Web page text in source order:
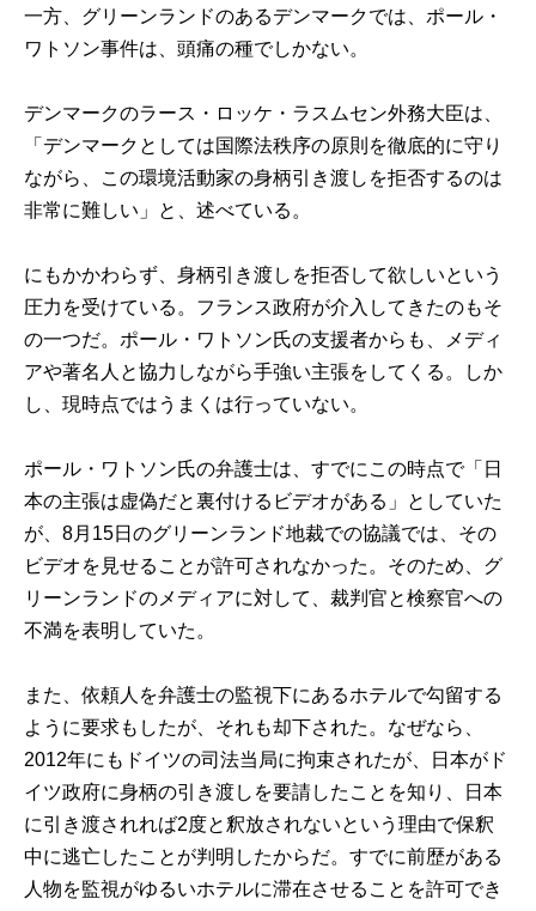
一方、グリーンランドのあるデンマークでは、ポール・
ワトソン事件は、頭痛の種でしかない。
デンマークのラース・ロッケ・ラスムセン外務大臣は、
「デンマークとしては国際法秩序の原則を徹底的に守り
ながら、この環境活動家の身柄引き渡しを拒否するのは
非常に難しい」と、述べている。
にもかかわらず、身柄引き渡しを拒否して欲しいという
圧力を受けている。フランス政府が介入してきたのもそ
の一つだ。ポール・ワトソン氏の支援者からも、メディ
アや著名人と協力しながら手強い主張をしてくる。しか
し、現時点ではうまくは行っていない。
ポール・ワトソン氏の弁護士は、すでにこの時点で「日
本の主張は虚偽だと裏付けるビデオがある」としていた
が、8月15日のグリーンランド地裁での協議では、その
ビデオを見せることが許可されなかった。そのため、グ
リーンランドのメディアに対して、裁判官と検察官への
不満を表明していた。
また、依頼人を弁護士の監視下にあるホテルで勾留する
ように要求もしたが、それも却下された。なぜなら、
2012年にもドイツの司法当局に拘束されたが、日本がド
イツ政府に身柄の引き渡しを要請したことを知り、日本
に引き渡されれば2度と釈放されないという理由で保釈
中に逃亡したことが判明したからだ。すでに前歴がある
人物を監視がゆるいホテルに滞在させることを許可でき